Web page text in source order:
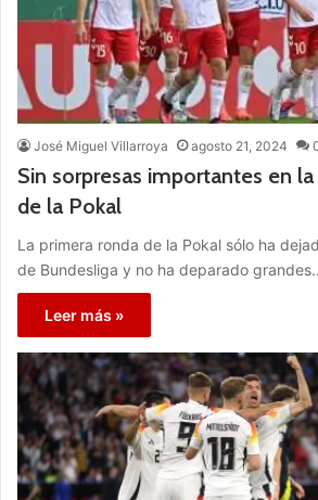
José Miguel Villarroya agosto 21, 2024
Sin sorpresas importantes en
de la Pokal
La primera ronda de la Pokal sólo ha
de Bundesliga y no ha deparado
Leer más »